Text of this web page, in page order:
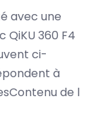
avec une
360 F4
ci-
à
de l